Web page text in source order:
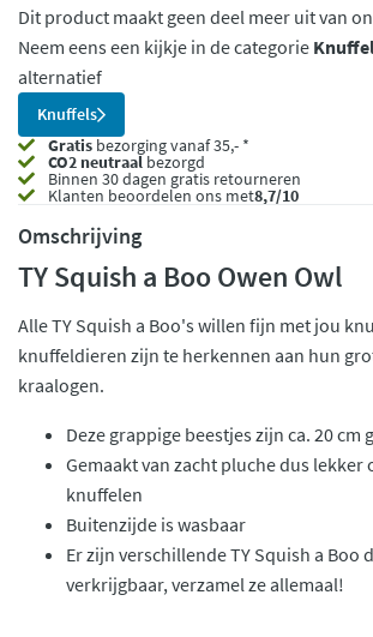
Dit product maakt geen deel meer uit van
Neem eens een kijkje in de categorie
alternatief
Knuffels
Gratis bezorging vanaf 35,- *
CO2 neutraalbezorgd
Binnen 30 dagen gratis retourneren
Klanten beoordelen ons met8,7/10
Omschrijving
TY Squish a Boo Owen Owl
Alle TY Squish a Boo's willen fijn met jou
knuffeldieren zijn te herkennen aan hun
kraalogen.
Deze grappige beestjes zijn ca. 20 cm
Gemaakt van zacht pluche dus lekker
knuffelen
Buitenzijde is wasbaar
Er zijn verschillende TY Squish a Boo
verkrijgbaar, verzamel ze allemaal!